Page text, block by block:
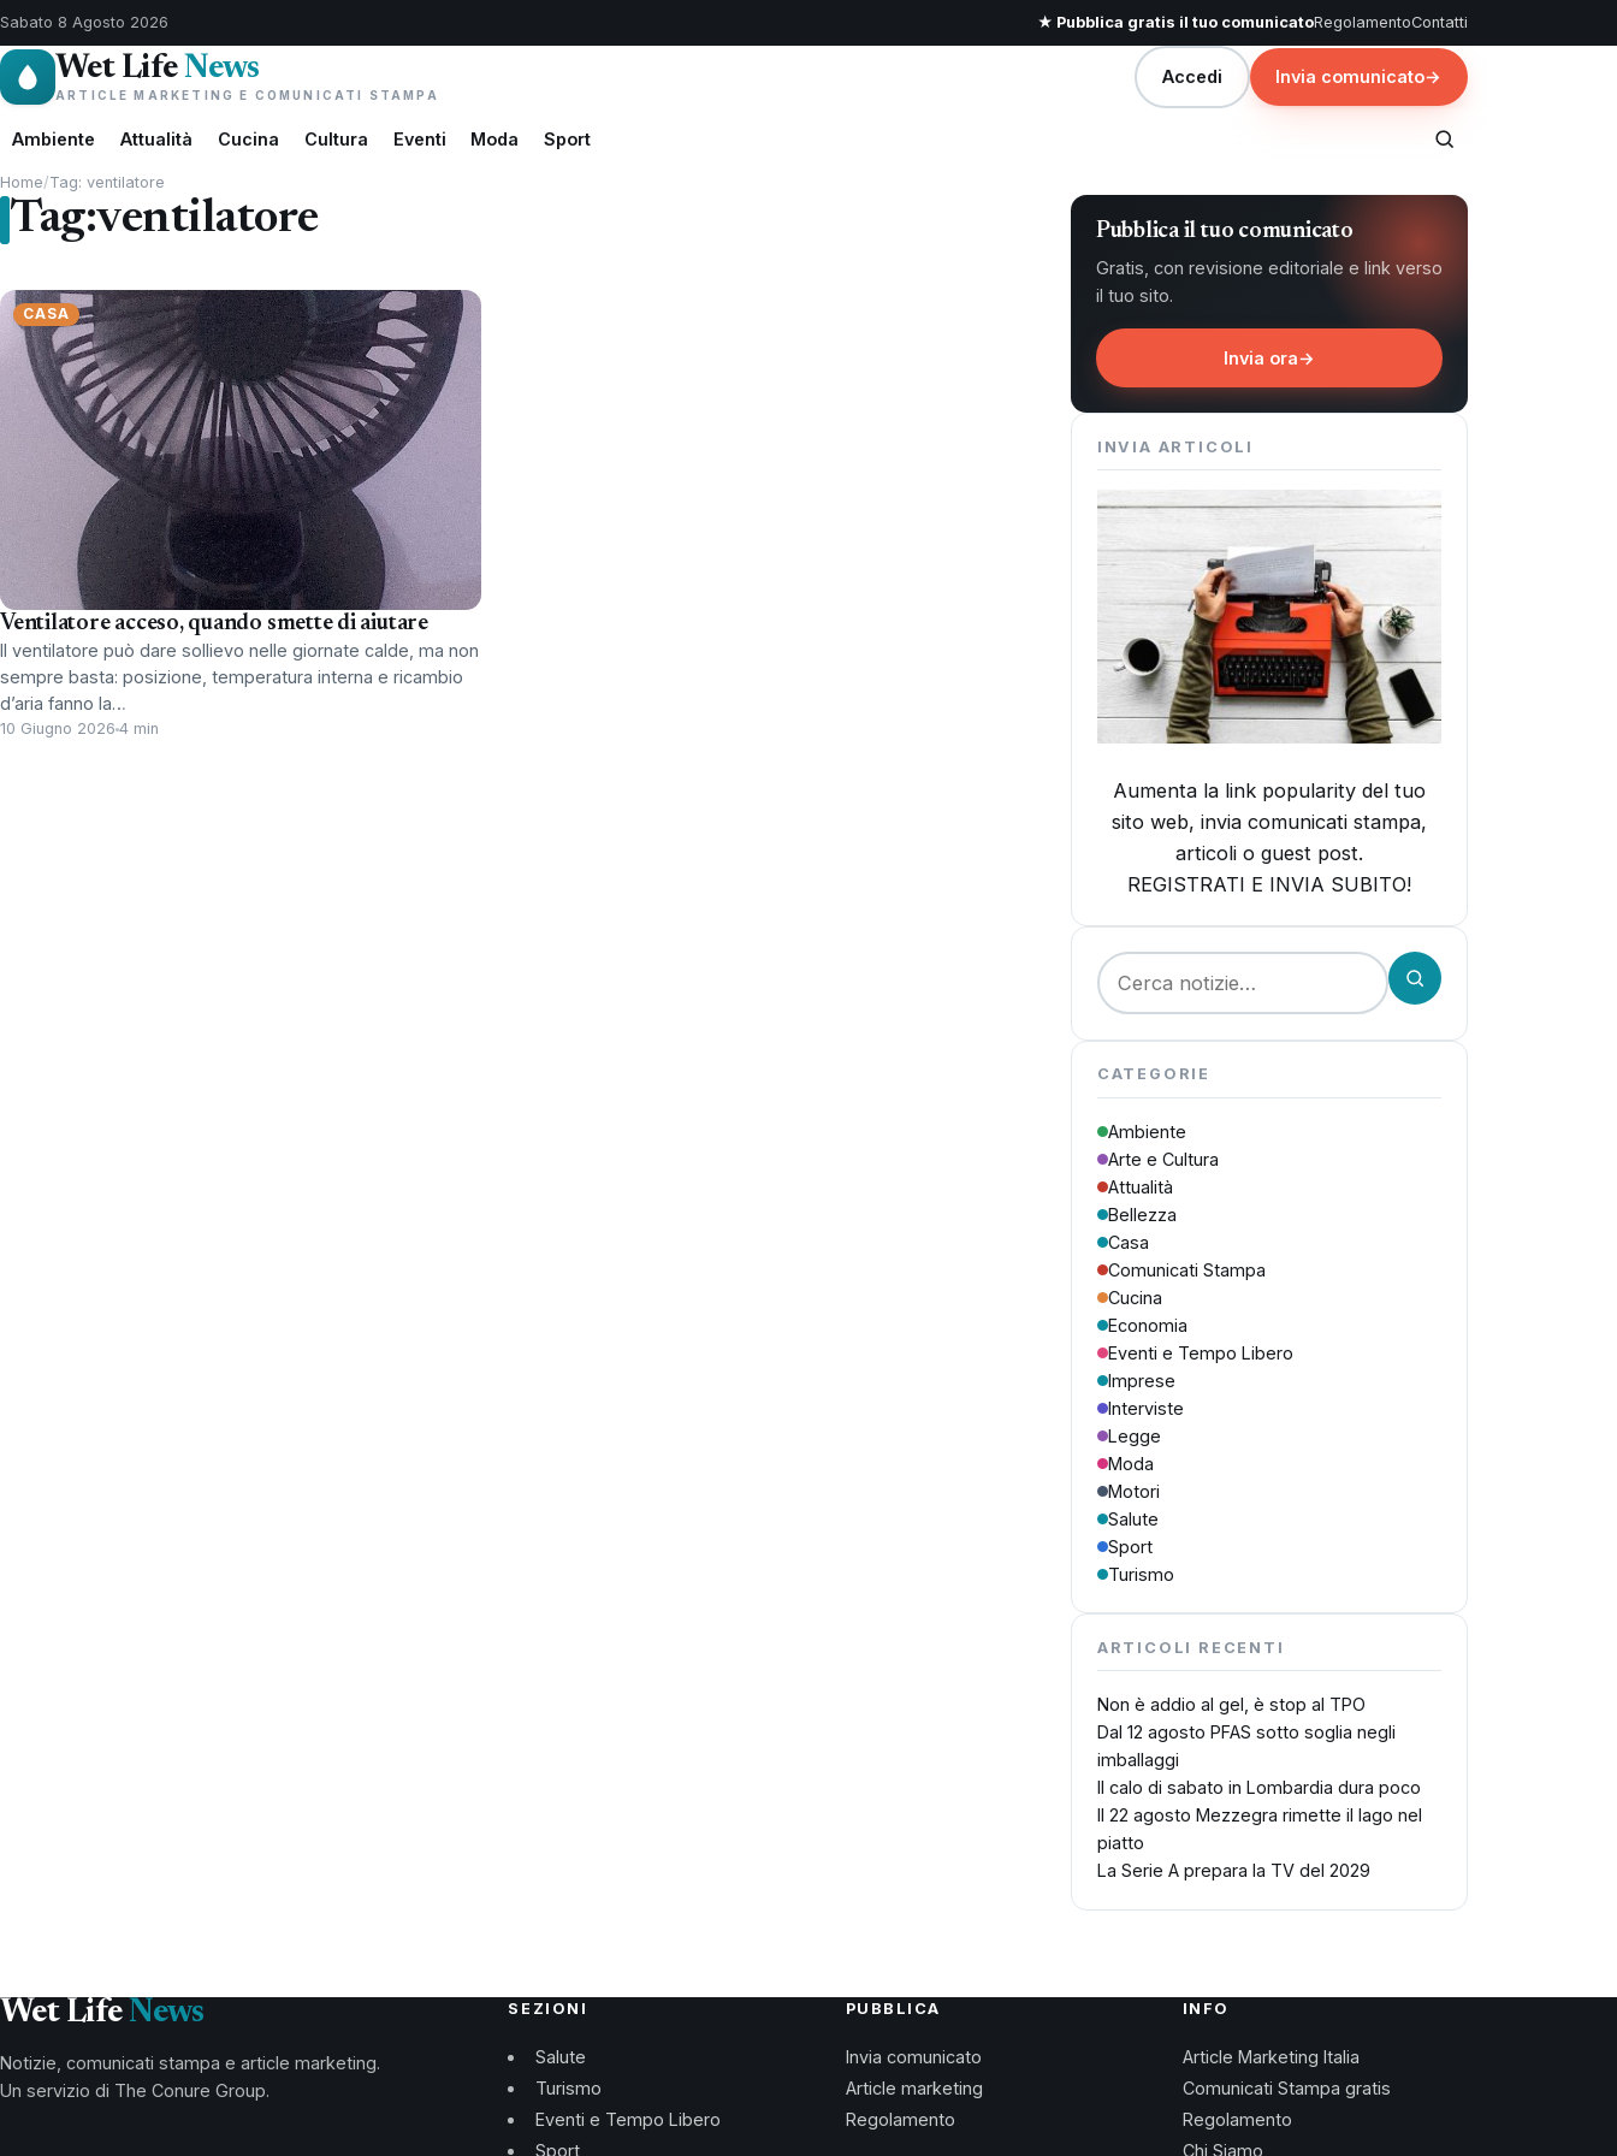
Sabato 8 Agosto 2026 ★ Pubblica gratis il tuo comunicatoRegolamentoContatti
Wet LifeNews
ARTICLE MARKETING E COMUNICATI STAMPA
Accedi Invia comunicato→
Ambiente Attualità Cucina Cultura Eventi Moda Sport
Home/Tag: ventilatore
Tag:ventilatore
CASA
Ventilatore acceso, quando smette di aiutare
Il ventilatore può dare sollievo nelle giornate calde, ma non
sempre basta: posizione, temperatura interna e ricambio
d’aria fanno la…
10 Giugno 2026 4 min
Pubblica il tuo comunicato
Gratis, con revisione editoriale e link verso
il tuo sito.
Invia ora→
INVIA ARTICOLI
Aumenta la link popularity del tuo
sito web, invia comunicati stampa,
articoli o guest post.
REGISTRATI E INVIA SUBITO!
Cerca:
CATEGORIE
Ambiente
Arte e Cultura
Attualità
Bellezza
Casa
Comunicati Stampa
Cucina
Economia
Eventi e Tempo Libero
Imprese
Interviste
Legge
Moda
Motori
Salute
Sport
Turismo
ARTICOLI RECENTI
Non è addio al gel, è stop al TPO
Dal 12 agosto PFAS sotto soglia negli
imballaggi
Il calo di sabato in Lombardia dura poco
Il 22 agosto Mezzegra rimette il lago nel
piatto
La Serie A prepara la TV del 2029
Wet Life News
Notizie, comunicati stampa e article marketing.
Un servizio di The Conure Group.
SEZIONI
Salute
Turismo
Eventi e Tempo Libero
Sport
PUBBLICA
Invia comunicato
Article marketing
Regolamento
INFO
Article Marketing Italia
Comunicati Stampa gratis
Regolamento
Chi Siamo